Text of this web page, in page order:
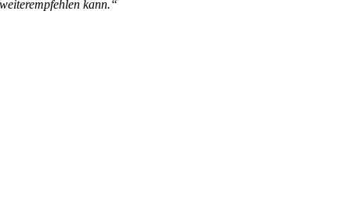
weiterempfehlen kann.“